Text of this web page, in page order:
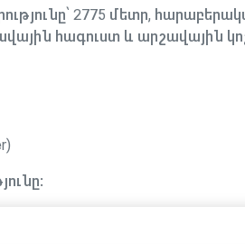
2775 մետր,
հագուստ և արշավային